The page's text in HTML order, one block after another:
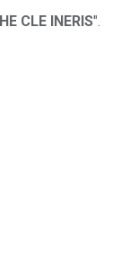
CLE INERIS".